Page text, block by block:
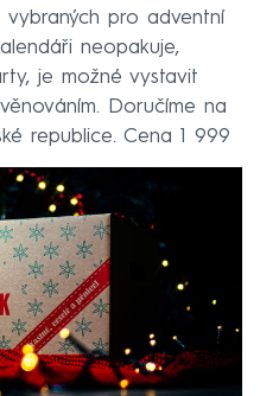
vybraných pro adventní
neopakuje,
je možné vystavit
Doručíme na
republice. Cena 1 999